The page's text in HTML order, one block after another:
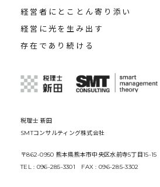
経営者にとことん寄り添い
経営に光を生み出す
存在であり続ける
税理士 新田
SMTコンサルティング株式会社
〒862-0950 熊本県熊本市中央区水前寺5丁目15-15
TEL : 096-285-3301 FAX : 096-285-3302